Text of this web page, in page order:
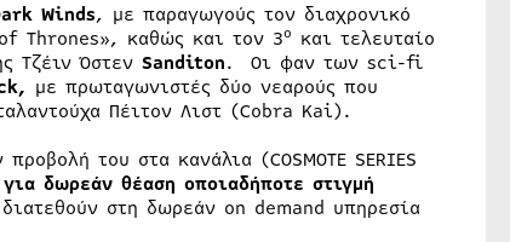
Winds, με παραγωγούς τον διαχρονικό
Thrones», καθώς και τον 3ο και τελευταίο
Τζέιν Όστεν Sanditon. Οι φαν των sci-fi
, με πρωταγωνιστές δύο νεαρούς που
Πέιτον Λιστ (Cobra Kai).
του στα κανάλια (COSMOTE SERIES
για δωρεάν θέαση οποιαδήποτε στιγμή
στη δωρεάν on demand υπηρεσία